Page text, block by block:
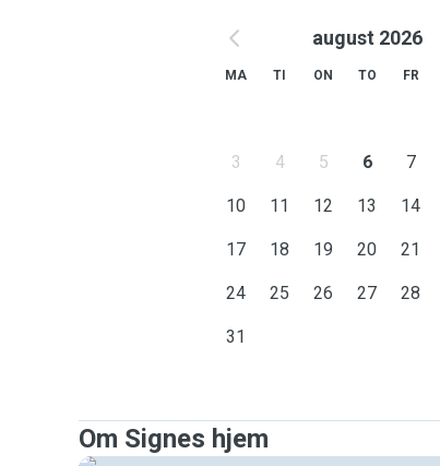
august 2026
MA TI ON TO FR
3 4 5 6 7
10 11 12 13 14
17 18 19 20 21
24 25 26 27 28
31
Om Signes hjem